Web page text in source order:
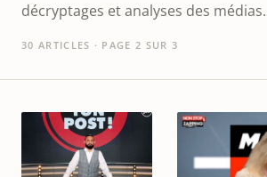
décryptages et analyses des médias.
30 ARTICLES · PAGE 2 SUR 3